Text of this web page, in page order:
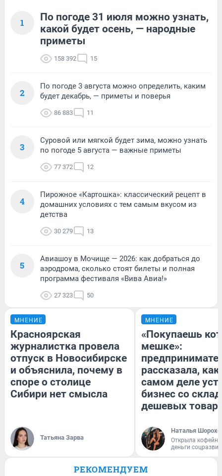
1
По погоде 31 июля можно узнать,
какой будет осень, — народные
приметы
158 392 15
2
По погоде 3 августа можно определить, каким
будет декабрь, — приметы и поверья
86 883 11
3
Суровой или мягкой будет зима, можно узнать
по погоде 5 августа — важные приметы
77 372 12
4
Пирожное «Картошка»: классический рецепт в
домашних условиях с тем самым вкусом из
детства
30 279 13
5
Авиашоу в Мочище — 2026: как добраться до
аэродрома, сколько стоят билеты и полная
программа фестиваля «Вива Авиа!»
27 323 50
МНЕНИЕ
Красноярская
журналистка провела
отпуск в Новосибирске
и объяснила, почему в
споре о столице
Сибири нет смысла
Татьяна Зарва
МНЕНИЕ
«Покупаешь
мешке»:
рассказала, как
самом деле
бизнес со
дешевых
Наталья
Открыла
деньги
РЕКОМЕНДУЕМ